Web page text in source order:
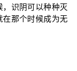
，识阴可以种种灭
在那个时候成为无